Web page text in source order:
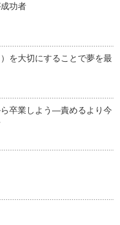
功者
を大切にすることで夢を最
卒業しよう―責めるより今